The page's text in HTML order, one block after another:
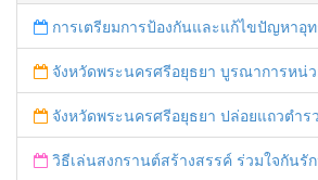
การเตรียมการป้องกันและแก้ไขปัญหาอุทกัย
จังหวัดพระนครศรีอยุธยา บูรณาการหน่วยงานที่เกี่ยวข้อง ลงพื้นที่จัดระเบียบและดำเนินมาตรการตามบทลงโทษสูงสุดกับผู้ประกอบการร้านค้าที่ยังฝ่าฝืนตั้งร้านค้ารุกล้ำเขตพื้นที่ทางหลวง เตรียมความ
จังหวัดพระนครศรีอยุธยา ปล่อยแถวตำรวจ ทหาร ฝ่ายปกครอง กว่า 100 นาย ตรวจเข้มท่ารถสาธารณะ สถานีขนส่งรถโดยสาร วินรถตู้ และสถานีรถไฟ เต
วิธีเล่นสงกรานต์สร้างสรรค์ ร่วมใจกันรั